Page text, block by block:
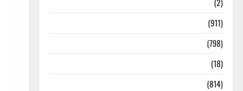
(911)
(798)
(18)
(814)